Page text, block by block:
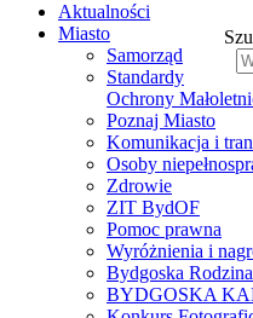
Aktualności
Miasto
Samorząd
Standardy
Ochrony
Poznaj Miasto
Komunikacja i
Osoby
Zdrowie
ZIT BydOF
Pomoc prawna
Wyróżnienia i
Bydgoska
BYDGOSKA